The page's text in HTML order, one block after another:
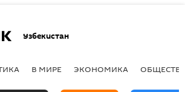
Узбекистан
В МИРЕ ЭКОНОМИКА